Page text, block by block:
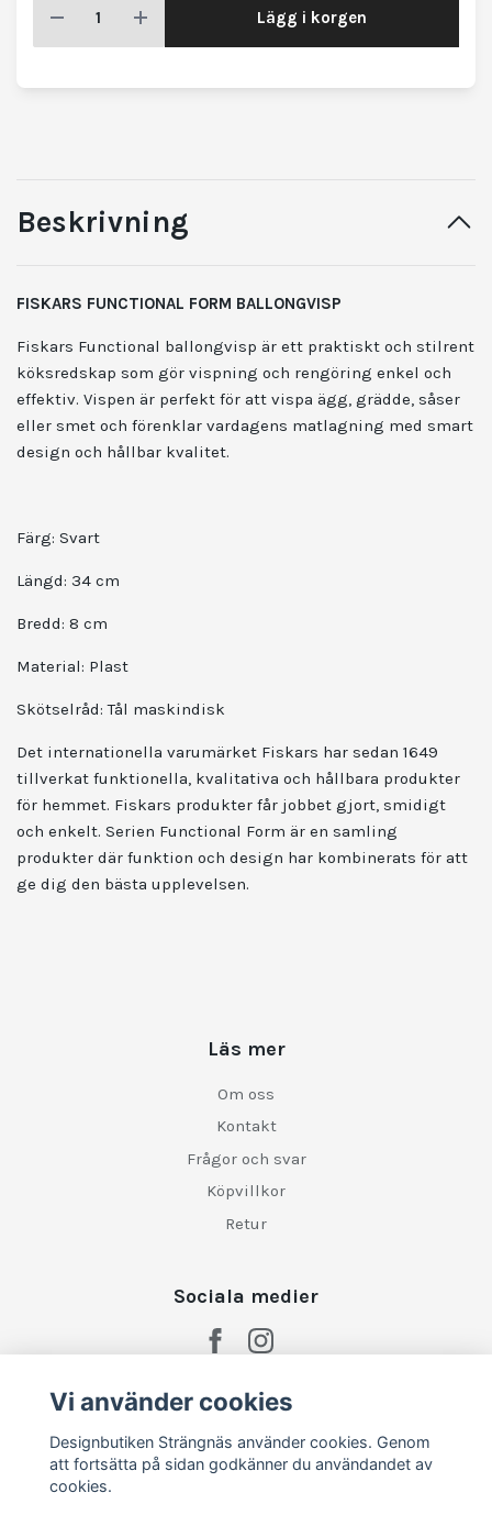
Lägg i korgen
Beskrivning
FISKARS FUNCTIONAL FORM BALLONGVISP
Fiskars Functional ballongvisp är ett praktiskt och stilrent
köksredskap som gör vispning och rengöring enkel och
effektiv. Vispen är perfekt för att vispa ägg, grädde, såser
eller smet och förenklar vardagens matlagning med smart
design och hållbar kvalitet.
Färg: Svart
Längd: 34 cm
Bredd: 8 cm
Material: Plast
Skötselråd: Tål maskindisk
Det internationella varumärket Fiskars har sedan 1649
tillverkat funktionella, kvalitativa och hållbara produkter
för hemmet. Fiskars produkter får jobbet gjort, smidigt
och enkelt. Serien Functional Form är en samling
produkter där funktion och design har kombinerats för att
ge dig den bästa upplevelsen.
Läs mer
Om oss
Kontakt
Frågor och svar
Köpvillkor
Retur
Sociala medier
Vi använder cookies
Designbutiken Strängnäs använder cookies. Genom
att fortsätta på sidan godkänner du användandet av
cookies.